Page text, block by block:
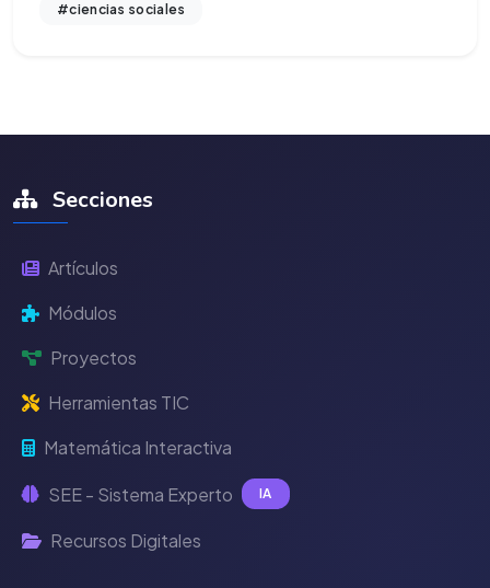
#ciencias sociales
Secciones
Artículos
Módulos
Proyectos
Herramientas TIC
Matemática Interactiva
SEE - Sistema Experto IA
Recursos Digitales